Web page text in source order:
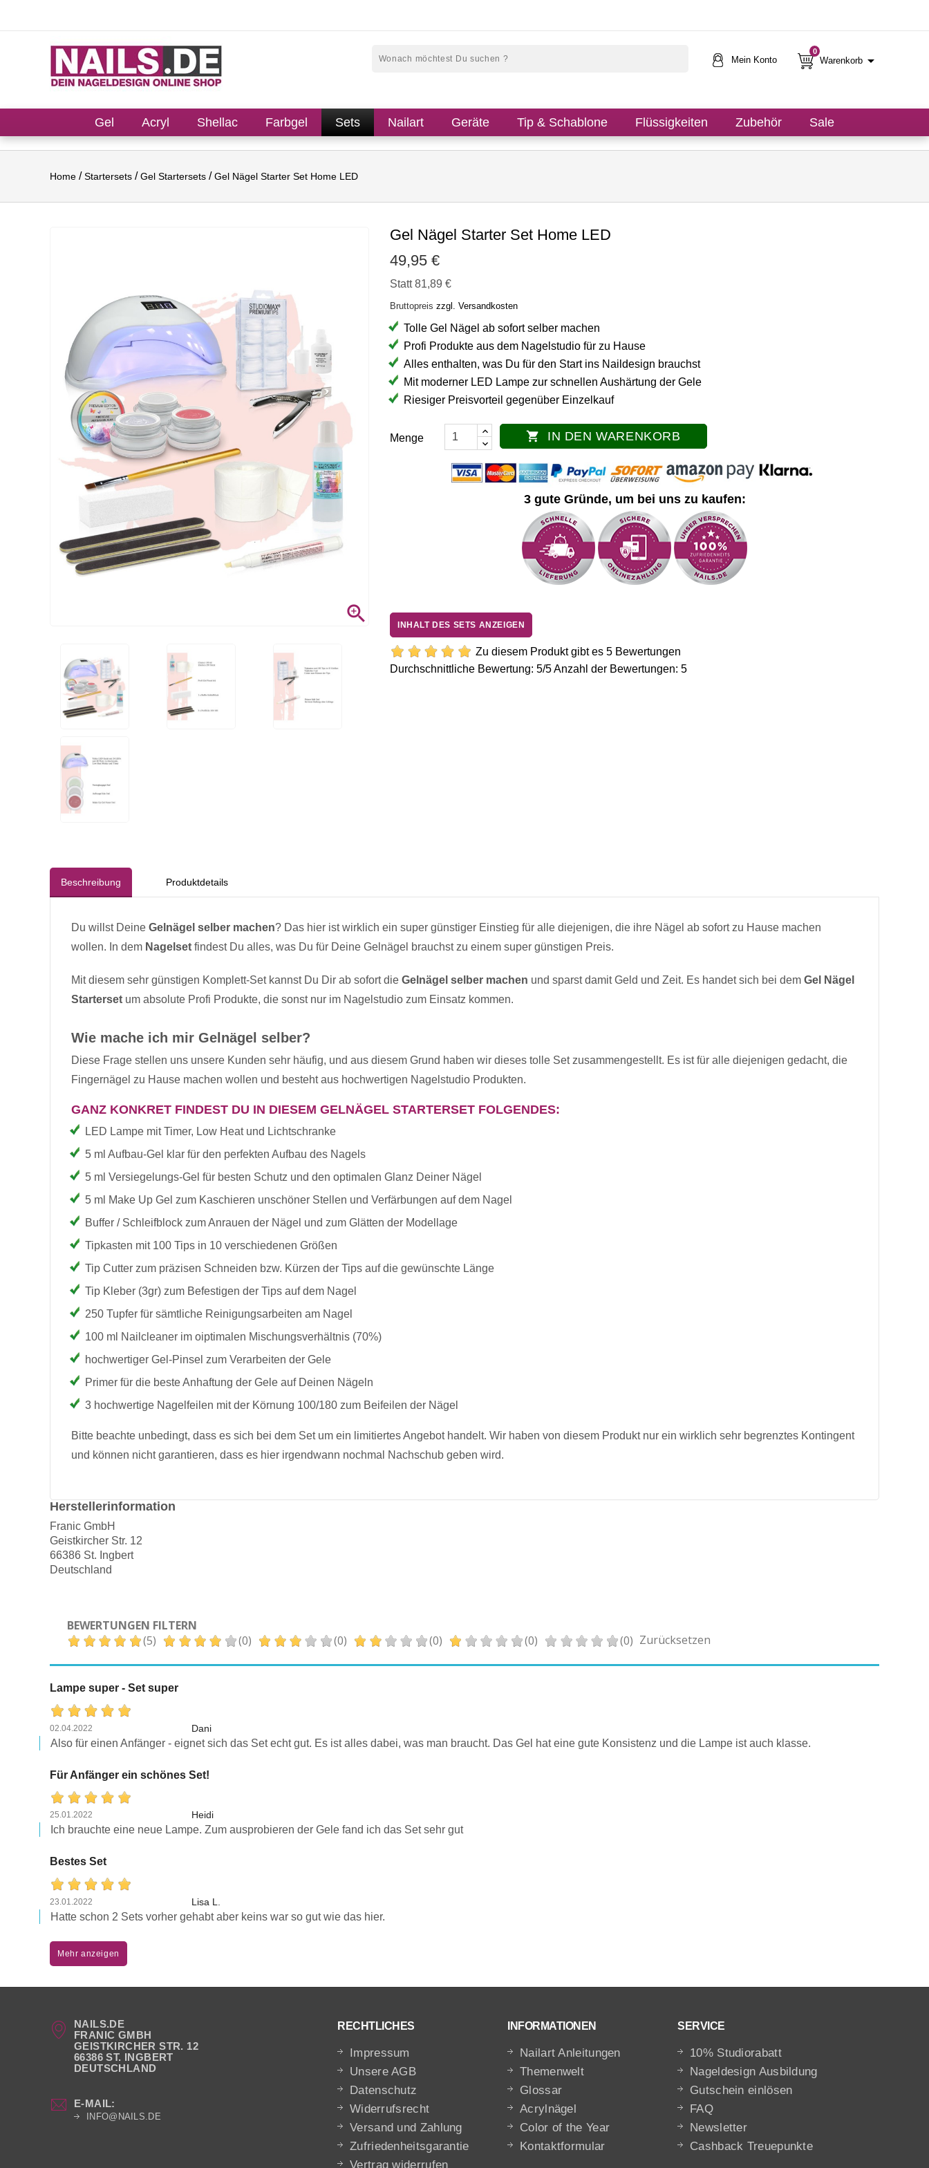
0
Warenkorb 
Mein Konto
Gel Acryl Shellac Farbgel Sets Nailart Geräte Tip & Schablone Flüssigkeiten Zubehör Sale
Home Startersets Gel Startersets Gel Nägel Starter Set Home LED

Gel Nägel Starter Set Home LED
49,95 €
Statt 81,89 €
Bruttopreis zzgl. Versandkosten
Tolle Gel Nägel ab sofort selber machen
Profi Produkte aus dem Nagelstudio für zu Hause
Alles enthalten, was Du für den Start ins Naildesign brauchst
Mit moderner LED Lampe zur schnellen Aushärtung der Gele
Riesiger Preisvorteil gegenüber Einzelkauf
Menge  IN DEN WARENKORB
3 gute Gründe, um bei uns zu kaufen:
INHALT DES SETS ANZEIGEN
Zelltupfer Anzahl-250 St.
Aufbaugel klar Füllmenge-5 ml
Zu diesem Produkt gibt es 5 Bewertungen
Durchschnittliche Bewertung: 5/5 Anzahl der Bewertungen: 5
Beschreibung Produktdetails
Du willst Deine Gelnägel selber machen? Das hier ist wirklich ein super günstiger Einstieg für alle diejenigen, die ihre Nägel ab sofort zu Hause machen
wollen. In dem Nagelset findest Du alles, was Du für Deine Gelnägel brauchst zu einem super günstigen Preis.
Mit diesem sehr günstigen Komplett-Set kannst Du Dir ab sofort die Gelnägel selber machen und sparst damit Geld und Zeit. Es handet sich bei dem Gel Nägel
Starterset um absolute Profi Produkte, die sonst nur im Nagelstudio zum Einsatz kommen.
Wie mache ich mir Gelnägel selber?
Diese Frage stellen uns unsere Kunden sehr häufig, und aus diesem Grund haben wir dieses tolle Set zusammengestellt. Es ist für alle diejenigen gedacht, die
Fingernägel zu Hause machen wollen und besteht aus hochwertigen Nagelstudio Produkten.
GANZ KONKRET FINDEST DU IN DIESEM GELNÄGEL STARTERSET FOLGENDES:
LED Lampe mit Timer, Low Heat und Lichtschranke
5 ml Aufbau-Gel klar für den perfekten Aufbau des Nagels
5 ml Versiegelungs-Gel für besten Schutz und den optimalen Glanz Deiner Nägel
5 ml Make Up Gel zum Kaschieren unschöner Stellen und Verfärbungen auf dem Nagel
Buffer / Schleifblock zum Anrauen der Nägel und zum Glätten der Modellage
Tipkasten mit 100 Tips in 10 verschiedenen Größen
Tip Cutter zum präzisen Schneiden bzw. Kürzen der Tips auf die gewünschte Länge
Tip Kleber (3gr) zum Befestigen der Tips auf dem Nagel
250 Tupfer für sämtliche Reinigungsarbeiten am Nagel
100 ml Nailcleaner im oiptimalen Mischungsverhältnis (70%)
hochwertiger Gel-Pinsel zum Verarbeiten der Gele
Primer für die beste Anhaftung der Gele auf Deinen Nägeln
3 hochwertige Nagelfeilen mit der Körnung 100/180 zum Beifeilen der Nägel
Bitte beachte unbedingt, dass es sich bei dem Set um ein limitiertes Angebot handelt. Wir haben von diesem Produkt nur ein wirklich sehr begrenztes Kontingent
und können nicht garantieren, dass es hier irgendwann nochmal Nachschub geben wird.
Herstellerinformation
Franic GmbH
Geistkircher Str. 12
66386 St. Ingbert
Deutschland
BEWERTUNGEN FILTERN
(5)
(0) (0) (0) (0) (0) Zurücksetzen
Lampe super - Set super
02.04.2022 Dani
Also für einen Anfänger - eignet sich das Set echt gut. Es ist alles dabei, was man braucht. Das Gel hat eine gute Konsistenz und die Lampe ist auch klasse.
Für Anfänger ein schönes Set!
25.01.2022 Heidi
Ich brauchte eine neue Lampe. Zum ausprobieren der Gele fand ich das Set sehr gut
Bestes Set
23.01.2022 Lisa L.
Hatte schon 2 Sets vorher gehabt aber keins war so gut wie das hier.
Mehr anzeigen
NAILS.DE
FRANIC GMBH
GEISTKIRCHER STR. 12
66386 ST. INGBERT
DEUTSCHLAND
E-MAIL:
INFO@NAILS.DE
RECHTLICHES
Impressum
Unsere AGB
Datenschutz
Widerrufsrecht
Versand und Zahlung
Zufriedenheitsgarantie
Vertrag widerrufen
INFORMATIONEN
Nailart Anleitungen
Themenwelt
Glossar
Acrylnägel
Color of the Year
Kontaktformular
SERVICE
10% Studiorabatt
Nageldesign Ausbildung
Gutschein einlösen
FAQ
Newsletter
Cashback Treuepunkte